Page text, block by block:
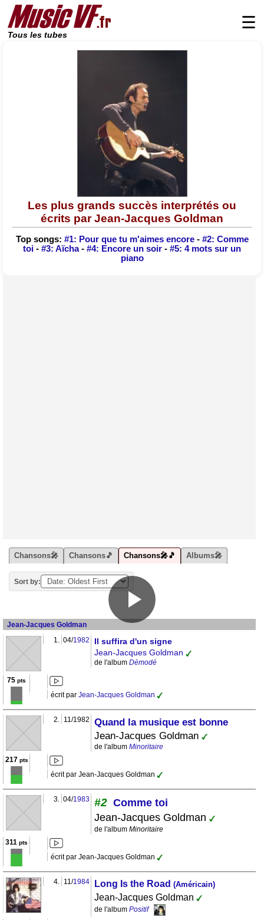
Tous les tubes
☰
Les plus grands succès interprétés ou
écrits par Jean-Jacques Goldman
Top songs: #1: Pour que tu m'aimes encore- #2: Comme
toi - #3: Aïcha- #4: Encore un soir - #5: 4 mots sur un
piano
Chansons🎤 Chansons🎵 Chansons🎤🎵 Albums🎤
Sort by:
Jean-Jacques Goldman
1. 04/1982
Il suffira d'un signe
Jean-Jacques Goldman
de l'album Démodé
75 pts
écrit par Jean-Jacques Goldman
2. 11/1982
Quand la musique est bonne
Jean-Jacques Goldman
de l'album Minoritaire
217 pts
écrit par Jean-Jacques Goldman
3. 04/1983 #2 Comme toi
Jean-Jacques Goldman
de l'album Minoritaire
311 pts
écrit par Jean-Jacques Goldman
4. 11/1984 Long Is the Road (Américain)
Jean-Jacques Goldman
de l'album Positif